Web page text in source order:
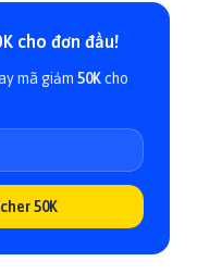
cho đơn đầu!
mã giảm 50Kcho
50K